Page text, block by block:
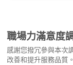
職場力滿意度
感謝您撥冗參與本次
改善和提升服務品質。